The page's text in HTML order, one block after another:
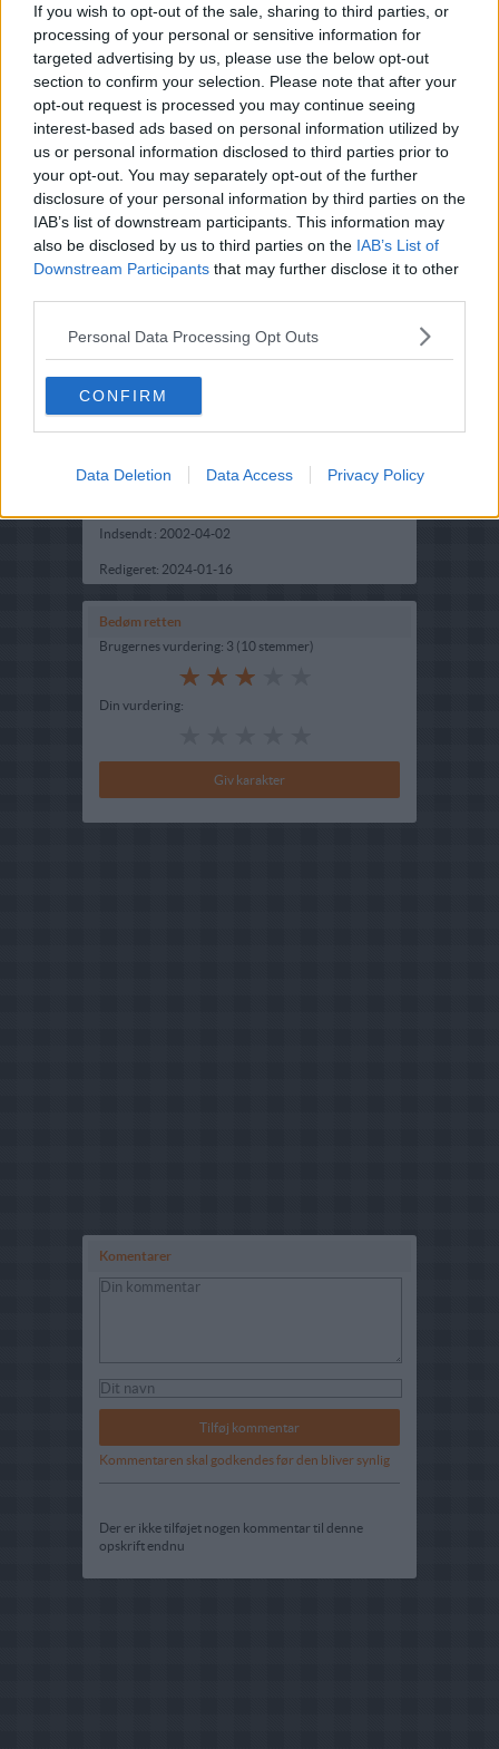
If you wish to opt-out of the sale, sharing to third parties, or
processing of your personal or sensitive information for
targeted advertising by us, please use the below opt-out
section to confirm your selection. Please note that after your
opt-out request is processed you may continue seeing
interest-based ads based on personal information utilized by
us or personal information disclosed to third parties prior to
your opt-out. You may separately opt-out of the further
disclosure of your personal information by third parties on the
IAB’s list of downstream participants. This information may
also be disclosed by us to third parties on the IAB’s List of
Downstream Participants that may further disclose it to other
Personal Data Processing Opt Outs
CONFIRM
Data Deletion Data Access Privacy Policy
Opskriftsinfo
Indsendt : 2002-04-02
Redigeret: 2024-01-16
Bedøm retten
Brugernes vurdering: 3 (10 stemmer)
Din vurdering:
Komentarer
Kommentaren skal godkendes før den bliver synlig
Der er ikke tilføjet nogen kommentar til denne
opskrift endnu